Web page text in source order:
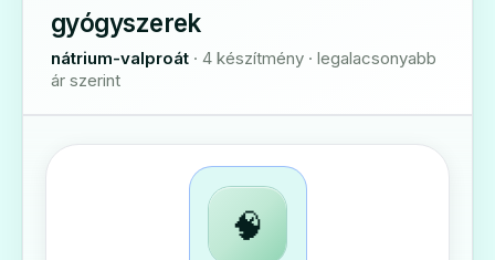
gyógyszerek
nátrium-valproát · 4 készítmény · legalacsonyabb
ár szerint
🧠